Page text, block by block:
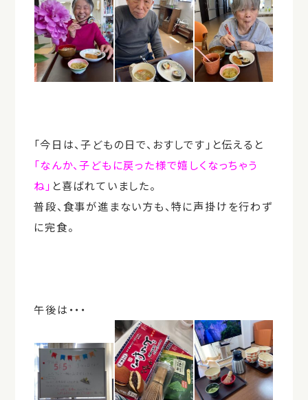
「今日は、子どもの日で、おすしです」と伝えると
「なんか、子どもに戻った様で嬉しくなっちゃう
ね」 と喜ばれていました。
普段、食事が進まない方も、特に声掛けを行わず
に完食。
午後は・・・